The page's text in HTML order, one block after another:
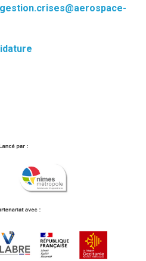
gestion.crises@aerospace-